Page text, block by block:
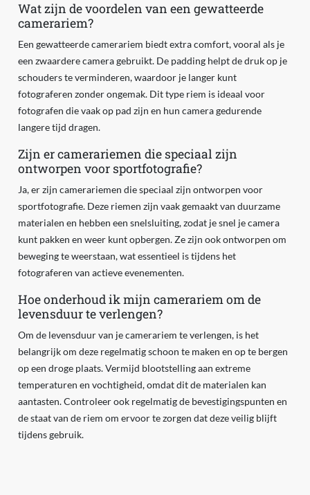
Wat zijn de voordelen van een gewatteerde
camerariem?
Een gewatteerde camerariem biedt extra comfort, vooral als je
een zwaardere camera gebruikt. De padding helpt de druk op je
schouders te verminderen, waardoor je langer kunt
fotograferen zonder ongemak. Dit type riem is ideaal voor
fotografen die vaak op pad zijn en hun camera gedurende
langere tijd dragen.
Zijn er camerariemen die speciaal zijn
ontworpen voor sportfotografie?
Ja, er zijn camerariemen die speciaal zijn ontworpen voor
sportfotografie. Deze riemen zijn vaak gemaakt van duurzame
materialen en hebben een snelsluiting, zodat je snel je camera
kunt pakken en weer kunt opbergen. Ze zijn ook ontworpen om
beweging te weerstaan, wat essentieel is tijdens het
fotograferen van actieve evenementen.
Hoe onderhoud ik mijn camerariem om de
levensduur te verlengen?
Om de levensduur van je camerariem te verlengen, is het
belangrijk om deze regelmatig schoon te maken en op te bergen
op een droge plaats. Vermijd blootstelling aan extreme
temperaturen en vochtigheid, omdat dit de materialen kan
aantasten. Controleer ook regelmatig de bevestigingspunten en
de staat van de riem om ervoor te zorgen dat deze veilig blijft
tijdens gebruik.